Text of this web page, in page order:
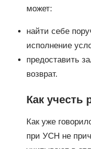
может:
найти себе
исполнение
предоставить
возврат.
Как учесть
Как уже
при УСН не